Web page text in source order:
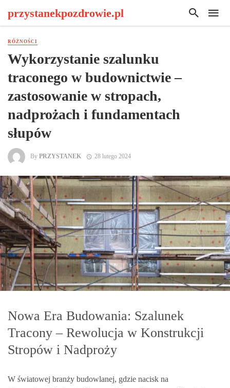
przystanekpozdrowie.pl
RÓŻNOŚCI
Wykorzystanie szalunku
traconego w budownictwie –
zastosowanie w stropach,
nadprożach i fundamentach
słupów
By PRZYSTANEK 28 lutego 2024
Nowa Era Budowania: Szalunek
Tracony – Rewolucja w Konstrukcji
Stropów i Nadproży
W światowej branży budowlanej, gdzie nacisk na